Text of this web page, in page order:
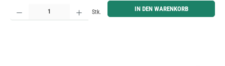
Produkt Anzahl: Gib den gewünschten Wert ein oder benutze die Schaltflächen um die Anzahl zu
Stk. IN DEN WARENKORB